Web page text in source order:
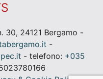
30, 24121 Bergamo -
-
- telefono: +035